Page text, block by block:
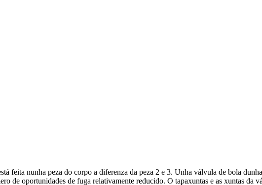
feita nunha peza do corpo a diferenza da peza 2 e 3. Unha válvula de bola
de oportunidades de fuga relativamente reducido. O tapaxuntas e as xuntas da